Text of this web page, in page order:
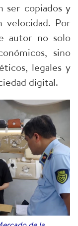
ser copiados y
velocidad. Por
autor no solo
sino
legales y
digital.